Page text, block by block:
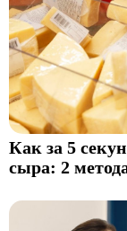
Как за 5
сыра: 2